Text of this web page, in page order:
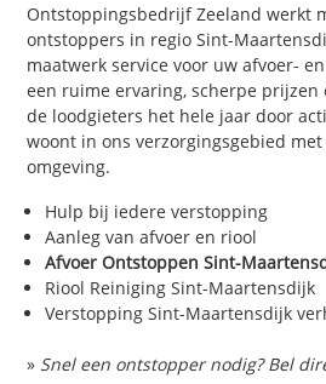
Ontstoppingsbedrijf Zeeland werkt
ontstoppers in regio Sint-
maatwerk service voor uw afvoer-
een ruime ervaring, scherpe prijzen
de loodgieters het hele jaar door
woont in ons verzorgingsgebied
omgeving.
Hulp bij iedere verstopping
Aanleg van afvoer en riool
Afvoer Ontstoppen Sint-
Riool Reiniging Sint-Maartensdijk
Verstopping Sint-Maartensdijk
» Snel een ontstopper nodig? Bel